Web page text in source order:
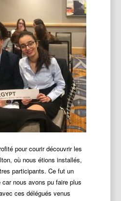
pour courir découvrir les
où nous étions installés,
participants. Ce fut un
nous avons pu faire plus
ces délégués venus